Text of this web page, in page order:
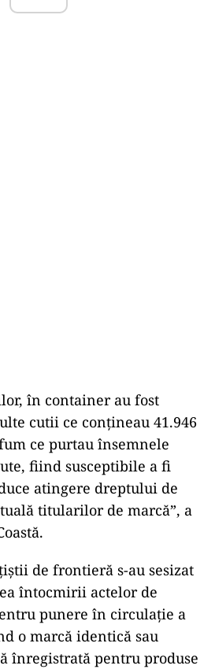
în container au fost
cutii ce conţineau 41.946
ce purtau însemnele
fiind susceptibile a fi
atingere dreptului de
titularilor de marcă”, a
de frontieră s-au sesizat
întocmirii actelor de
punere în circulaţie a
o marcă identică sau
înregistrată pentru produse